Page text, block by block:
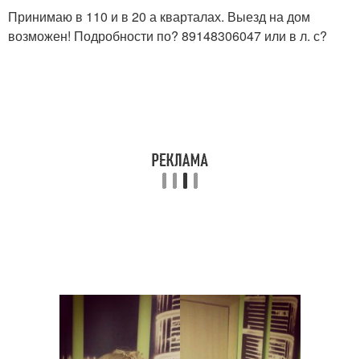
Принимаю в 110 и в 20 а кварталах. Выезд на дом
возможен! Подробности по? 89148306047 или в л. с?